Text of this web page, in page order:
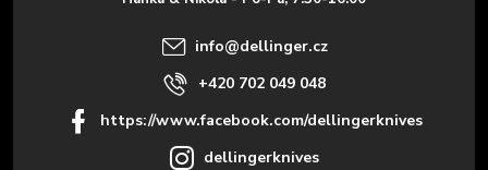
info@dellinger.cz
+420 702 049 048
https://www.facebook.com/dellingerknives
dellingerknives